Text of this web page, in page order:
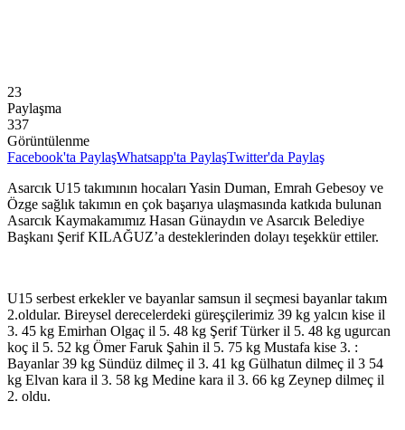
23
Paylaşma
337
Görüntülenme
Facebook'ta PaylaşWhatsapp'ta PaylaşTwitter'da Paylaş
Asarcık U15 takımının hocaları Yasin Duman, Emrah Gebesoy ve
Özge sağlık takımın en çok başarıya ulaşmasında katkıda bulunan
Asarcık Kaymakamımız Hasan Günaydın ve Asarcık Belediye
Başkanı Şerif KILAĞUZ’a desteklerinden dolayı teşekkür ettiler.
U15 serbest erkekler ve bayanlar samsun il seçmesi bayanlar takım
2.oldular. Bireysel derecelerdeki güreşçilerimiz 39 kg yalcın kise il
3. 45 kg Emirhan Olgaç il 5. 48 kg Şerif Türker il 5. 48 kg ugurcan
koç il 5. 52 kg Ömer Faruk Şahin il 5. 75 kg Mustafa kise 3. :
Bayanlar 39 kg Sündüz dilmeç il 3. 41 kg Gülhatun dilmeç il 3 54
kg Elvan kara il 3. 58 kg Medine kara il 3. 66 kg Zeynep dilmeç il
2. oldu.